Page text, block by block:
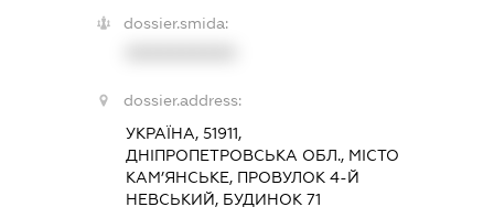
dossier.smida:
dossier.address:
УКРАЇНА, 51911,
ДНІПРОПЕТРОВСЬКА ОБЛ., МІСТО
КАМ’ЯНСЬКЕ, ПРОВУЛОК 4-Й
НЕВСЬКИЙ, БУДИНОК 71